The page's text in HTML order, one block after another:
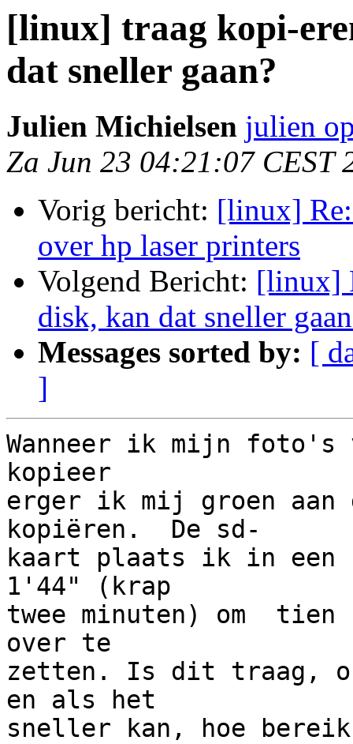
[linux] traag kopi-
dat sneller gaan?
Julien Michielsen julien
Za Jun 23 04:21:07 CEST
Vorig bericht: [linux] Re:
over hp laser printers
Volgend Bericht: [linux]
disk, kan dat sneller
Messages sorted by: [
]
Wanneer ik mijn
kopieer
erger ik mij groen aan
kopiëren.  De sd-
kaart plaats ik in een
1'44" (krap
twee minuten) om
over te
zetten. Is dit traag,
en als het
sneller kan, hoe